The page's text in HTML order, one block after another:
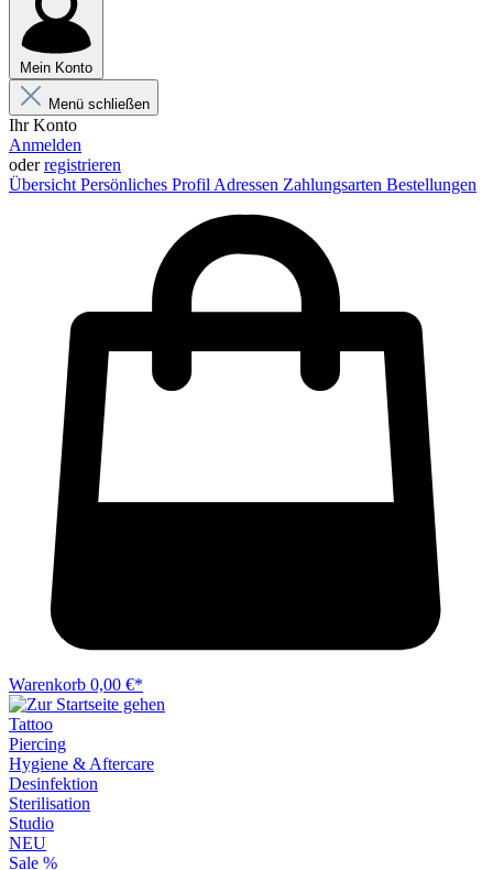
Mein Konto
Menü schließen
Ihr Konto
Anmelden
oderregistrieren
Übersicht Persönliches Profil Adressen Zahlungsarten Bestellungen
Warenkorb 0,00 €*
Tattoo
Piercing
Hygiene & Aftercare
Desinfektion
Sterilisation
Studio
NEU
Sale %